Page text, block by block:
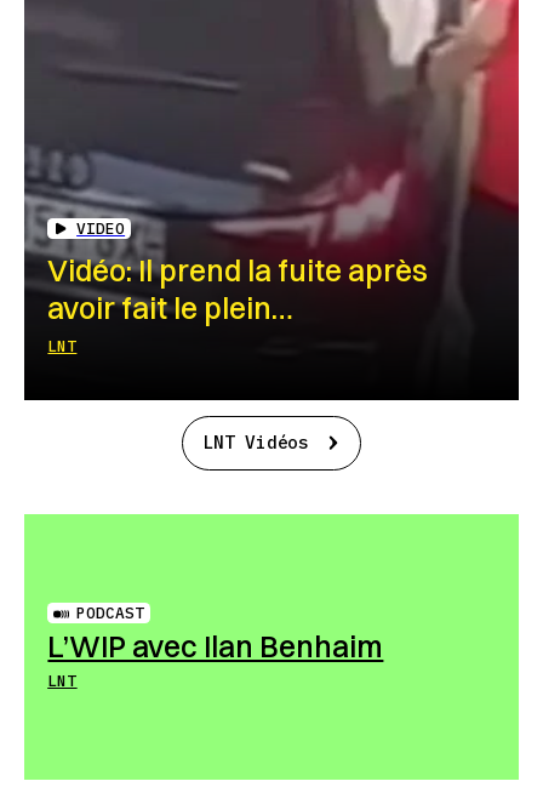
VIDEO
Vidéo: Il prend la fuite après
avoir fait le plein…
LNT
LNT Vidéos
PODCAST
L’WIP avec Ilan Benhaim
LNT